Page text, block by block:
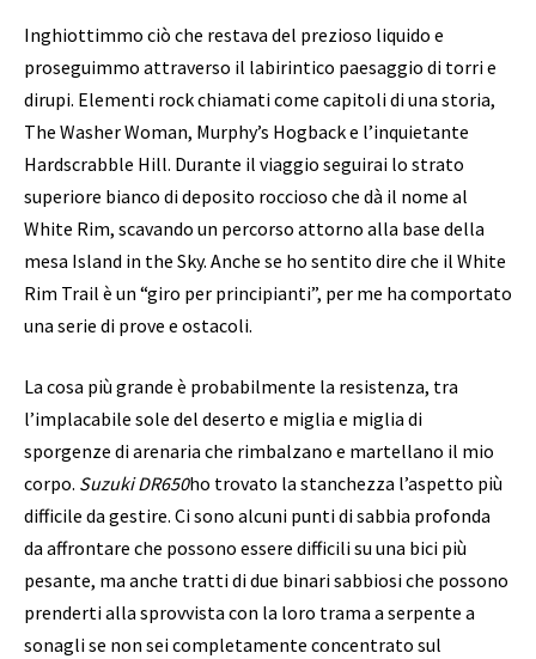
Inghiottimmo ciò che restava del prezioso liquido e
proseguimmo attraverso il labirintico paesaggio di torri e
dirupi. Elementi rock chiamati come capitoli di una storia,
The Washer Woman, Murphy’s Hogback e l’inquietante
Hardscrabble Hill. Durante il viaggio seguirai lo strato
superiore bianco di deposito roccioso che dà il nome al
White Rim, scavando un percorso attorno alla base della
mesa Island in the Sky. Anche se ho sentito dire che il White
Rim Trail è un “giro per principianti”, per me ha comportato
una serie di prove e ostacoli.
La cosa più grande è probabilmente la resistenza, tra
l’implacabile sole del deserto e miglia e miglia di
sporgenze di arenaria che rimbalzano e martellano il mio
corpo. Suzuki DR650ho trovato la stanchezza l’aspetto più
difficile da gestire. Ci sono alcuni punti di sabbia profonda
da affrontare che possono essere difficili su una bici più
pesante, ma anche tratti di due binari sabbiosi che possono
prenderti alla sprovvista con la loro trama a serpente a
sonagli se non sei completamente concentrato sul